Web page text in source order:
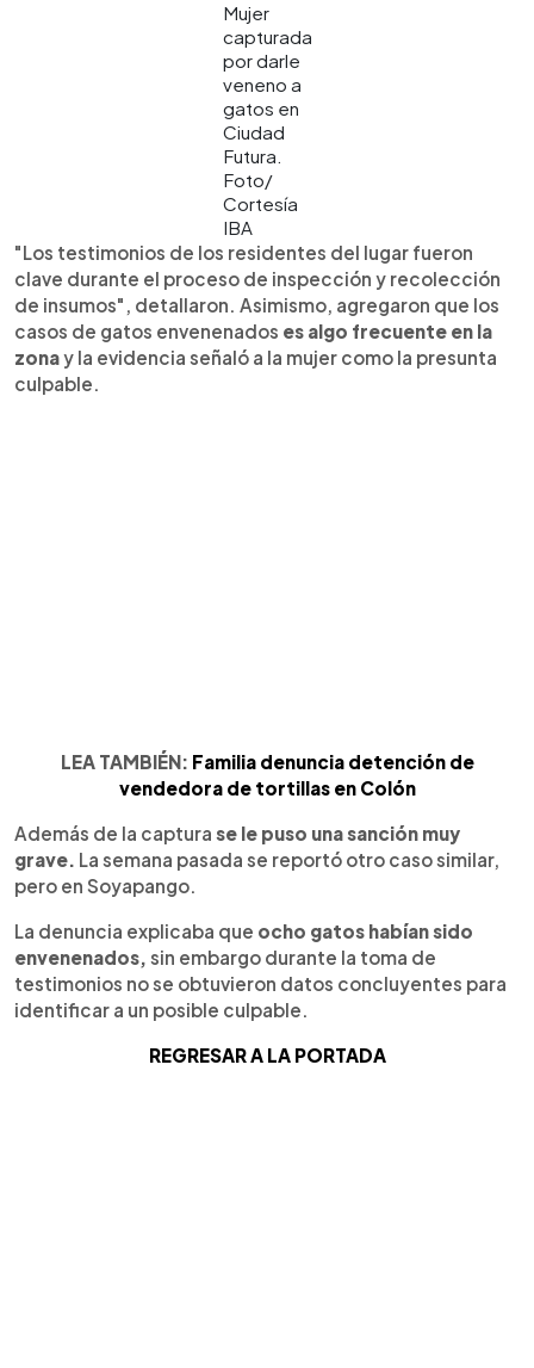
Mujer
capturada
por darle
veneno a
gatos en
Ciudad
Futura.
Foto/
Cortesía
IBA
"Los testimonios de los residentes del lugar fueron
clave durante el proceso de inspección y recolección
de insumos", detallaron. Asimismo, agregaron que los
casos de gatos envenenados es algo frecuente en la
zonay la evidencia señaló a la mujer como la presunta
culpable.
LEA TAMBIÉN: Familia denuncia detención de
vendedora de tortillas en Colón
Además de la captura se le puso una sanción muy
grave. La semana pasada se reportó otro caso similar,
pero en Soyapango.
La denuncia explicaba que ocho gatos habían sido
envenenados, sin embargo durante la toma de
testimonios no se obtuvieron datos concluyentes para
identificar a un posible culpable.
REGRESAR A LA PORTADA